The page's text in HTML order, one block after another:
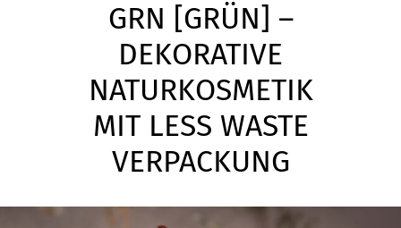
GRN [GRÜN] –
DEKORATIVE
NATURKOSMETIK
MIT LESS WASTE
VERPACKUNG